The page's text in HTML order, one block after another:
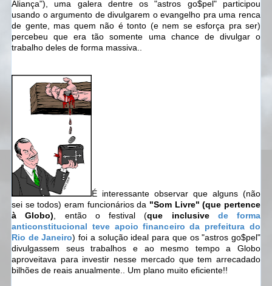
Aliança"), uma galera dentre os "astros go$pel" participou
usando o argumento de divulgarem o evangelho pra uma renca
de gente, mas quem não é tonto (e nem se esforça pra ser)
percebeu que era tão somente uma chance de divulgar o
trabalho deles de forma massiva..
É interessante observar que alguns (não
sei se todos) eram funcionários da "Som Livre" (que pertence
à Globo) , então o festival (que inclusive de forma
anticonstitucional teve apoio financeiro da prefeitura do
Rio de Janeiro) foi a solução ideal para que os "astros go$pel"
divulgassem seus trabalhos e ao mesmo tempo a Globo
aproveitava para investir nesse mercado que tem arrecadado
bilhões de reais anualmente.. Um plano muito eficiente!!